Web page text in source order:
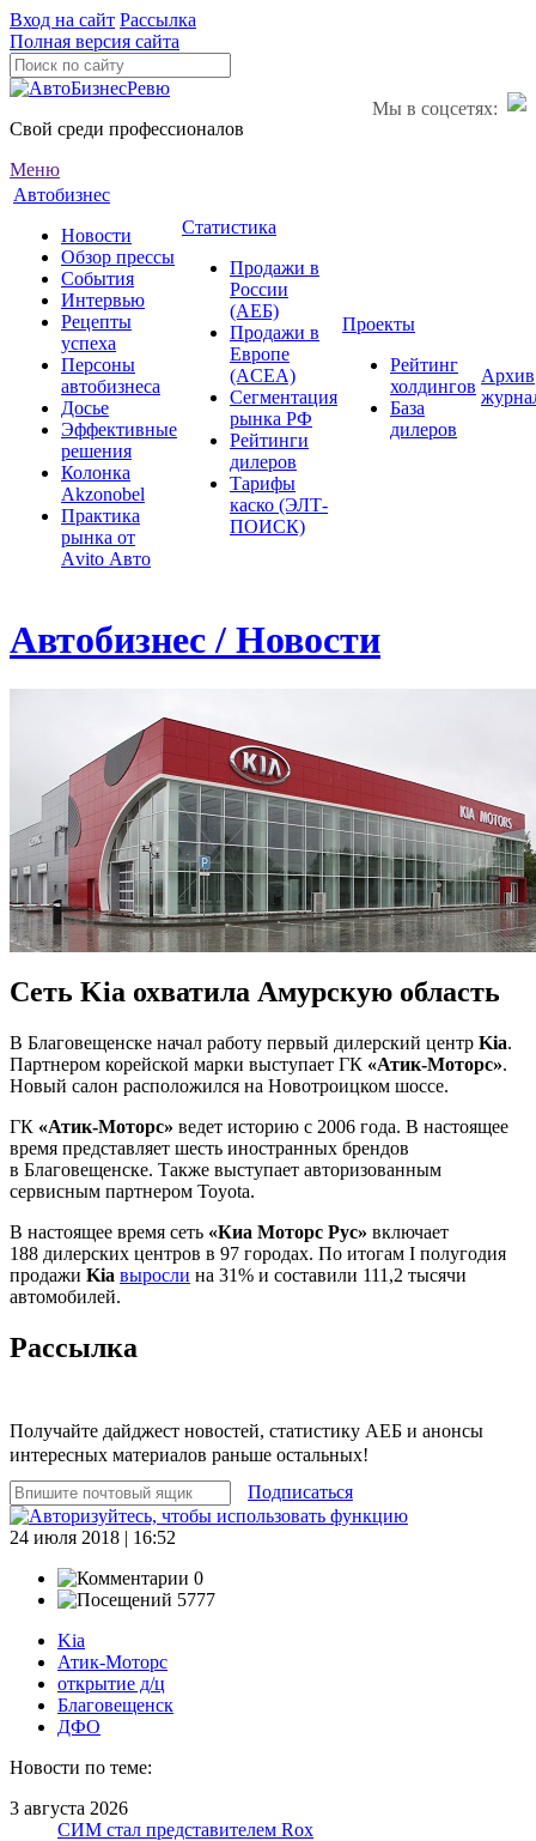
Вход на сайт Рассылка
Полная версия сайта
Мы в соцсетях:
Свой среди профессионалов
Меню
Автобизнес
Новости
Обзор прессы
События
Интервью
Рецепты
успеха
Персоны
автобизнеса
Досье
Эффективные
решения
Колонка
Akzonobel
Практика
рынка от
Аvito Авто
Статистика
Продажи в
России
(АЕБ)
Продажи в
Европе
(ACEA)
Сегментация
рынка РФ
Рейтинги
дилеров
Тарифы
каско (ЭЛТ-
ПОИСК)
Проекты
Рейтинг
холдингов
База
дилеров
Архив
Автобизнес / Новости
Сеть Kia охватила Амурскую область
В Благовещенске начал работу первый дилерский центр Kia.
Партнером корейской марки выступает ГК «Атик-Моторс».
Новый салон расположился на Новотроицком шоссе.
ГК «Атик-Моторс» ведет историю с 2006 года. В настоящее
время представляет шесть иностранных брендов
в Благовещенске. Также выступает авторизованным
сервисным партнером Toyota.
В настоящее время сеть «Киа Моторс Рус» включает
188 дилерских центров в 97 городах. По итогам I полугодия
продажи Kia выросли на 31% и составили 111,2 тысячи
автомобилей.
Рассылка
Получайте дайджест новостей, статистику АЕБ и анонсы
интересных материалов раньше остальных!
Подписаться
24 июля 2018 | 16:52
0
5777
Kia
Атик-Моторс
открытие д/ц
Благовещенск
ДФО
Новости по теме:
3 августа 2026
СИМ стал представителем Rox